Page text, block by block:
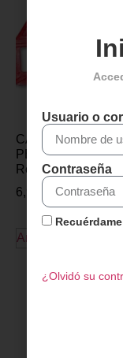
CALAS ROTO
PEDALES LOOK
Rojo 9°
6,99
Añadir al carrito
Usuario o
Contraseña
Recuérdame
¿Olvidó su